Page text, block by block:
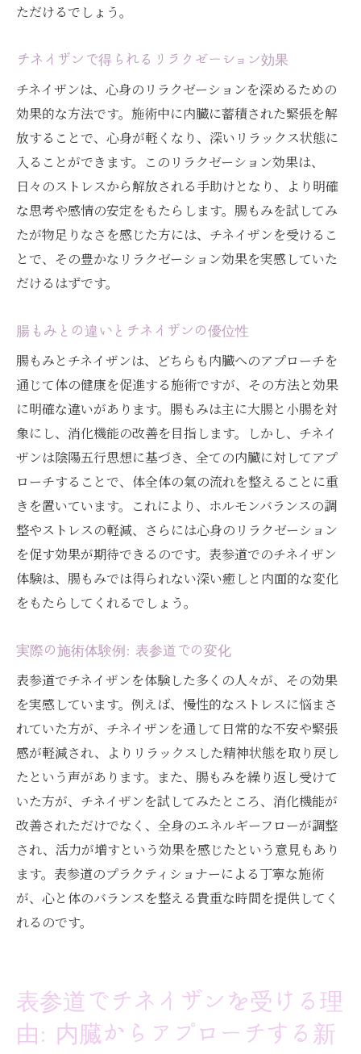
るチネイザンの力
チネイザンで内臓からエネルギーを解放す
る
施術がもたらす心の軽さと身体の健康
表参道で体験するエネルギー解放の実感
チネイザンによるストレス軽減と心の安定
新たなエネルギーを呼び込む表参道での体
験
表参道のエネルギーフローを体感: チネイザンが
もたらす新たな自己発見
表参道での体験がもたらす心の変化
内臓ケアで新たな自己を発見する
チネイザンがもたらす心身の調和
表参道の独自の環境を活かした施術
新たな視点から見る健康とリラクゼーショ
ン
を兼ね備えた施術
チネイザンが選ばれる理由とは
表参道での特別な体験がもたらす効果
健康とリラクゼーションを同時に得る施術
施術後の満足感がもたらす日常の変化
表参道での体験がもたらす新たな健康法
ただけるでしょう。
チネイザンで得られるリラクゼーション効果
チネイザンは、心身のリラクゼーションを深めるための
効果的な方法です。施術中に内臓に蓄積された緊張を解
放することで、心身が軽くなり、深いリラックス状態に
入ることができます。このリラクゼーション効果は、
日々のストレスから解放される手助けとなり、より明確
な思考や感情の安定をもたらします。腸もみを試してみ
たが物足りなさを感じた方には、チネイザンを受けるこ
とで、その豊かなリラクゼーション効果を実感していた
だけるはずです。
腸もみとの違いとチネイザンの優位性
腸もみとチネイザンは、どちらも内臓へのアプローチを
通じて体の健康を促進する施術ですが、その方法と効果
に明確な違いがあります。腸もみは主に大腸と小腸を対
象にし、消化機能の改善を目指します。しかし、チネイ
ザンは陰陽五行思想に基づき、全ての内臓に対してアプ
ローチすることで、体全体の氣の流れを整えることに重
きを置いています。これにより、ホルモンバランスの調
整やストレスの軽減、さらには心身のリラクゼーション
を促す効果が期待できるのです。表参道でのチネイザン
体験は、腸もみでは得られない深い癒しと内面的な変化
をもたらしてくれるでしょう。
実際の施術体験例: 表参道での変化
表参道でチネイザンを体験した多くの人々が、その効果
を実感しています。例えば、慢性的なストレスに悩まさ
れていた方が、チネイザンを通して日常的な不安や緊張
感が軽減され、よりリラックスした精神状態を取り戻し
たという声があります。また、腸もみを繰り返し受けて
いた方が、チネイザンを試してみたところ、消化機能が
改善されただけでなく、全身のエネルギーフローが調整
され、活力が増すという効果を感じたという意見もあり
ます。表参道のプラクティショナーによる丁寧な施術
が、心と体のバランスを整える貴重な時間を提供してく
れるのです。
表参道でチネイザンを受ける理
由: 内臓からアプローチする新